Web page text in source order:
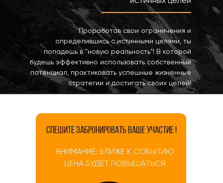
Проработав свои ограничения и
определившись с истинными целями, ты
попадешь в "новую реальность"! В которой
будешь эффективно использовать собственный
потенциал, практиковать успешные жизненные
стратегии и достигать своих целей!
СПЕШИТЕ ЗАБРОНИРОВАТЬ ВАШЕ УЧАСТИЕ !
ВНИМАНИЕ: БЛИЖЕ К СОБЫТИЮ
ЦЕНА БУДЕТ ПОВЫШАТЬСЯ